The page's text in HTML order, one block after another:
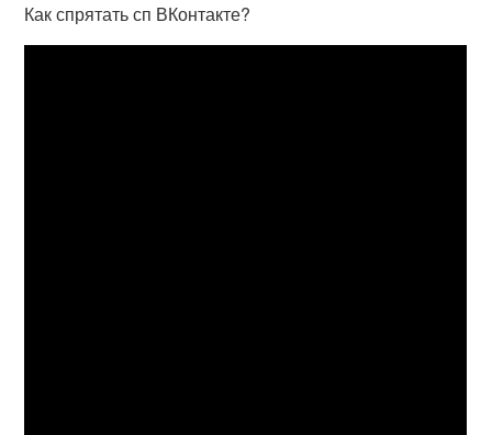
Как спрятать сп ВКонтакте?